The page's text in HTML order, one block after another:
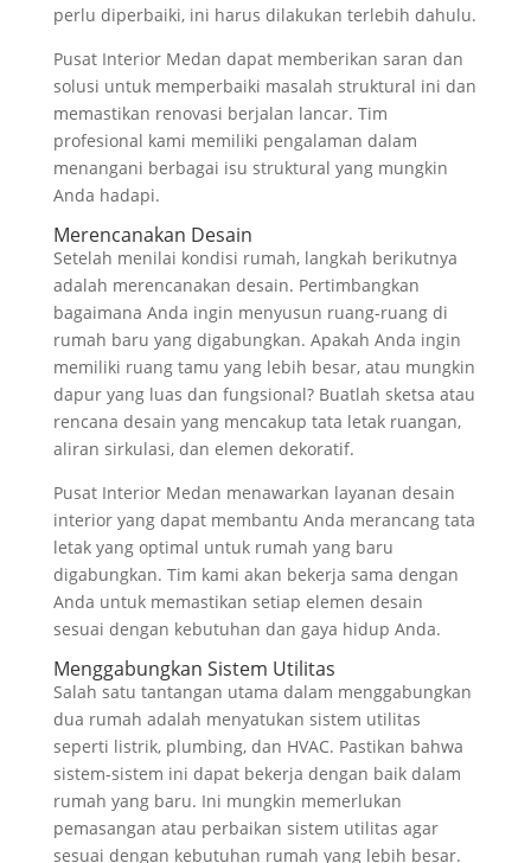
perlu diperbaiki, ini harus dilakukan terlebih dahulu.
Pusat Interior Medan dapat memberikan saran dan
solusi untuk memperbaiki masalah struktural ini dan
memastikan renovasi berjalan lancar. Tim
profesional kami memiliki pengalaman dalam
menangani berbagai isu struktural yang mungkin
Anda hadapi.
Merencanakan Desain
Setelah menilai kondisi rumah, langkah berikutnya
adalah merencanakan desain. Pertimbangkan
bagaimana Anda ingin menyusun ruang-ruang di
rumah baru yang digabungkan. Apakah Anda ingin
memiliki ruang tamu yang lebih besar, atau mungkin
dapur yang luas dan fungsional? Buatlah sketsa atau
rencana desain yang mencakup tata letak ruangan,
aliran sirkulasi, dan elemen dekoratif.
Pusat Interior Medan menawarkan layanan desain
interior yang dapat membantu Anda merancang tata
letak yang optimal untuk rumah yang baru
digabungkan. Tim kami akan bekerja sama dengan
Anda untuk memastikan setiap elemen desain
sesuai dengan kebutuhan dan gaya hidup Anda.
Menggabungkan Sistem Utilitas
Salah satu tantangan utama dalam menggabungkan
dua rumah adalah menyatukan sistem utilitas
seperti listrik, plumbing, dan HVAC. Pastikan bahwa
sistem-sistem ini dapat bekerja dengan baik dalam
rumah yang baru. Ini mungkin memerlukan
pemasangan atau perbaikan sistem utilitas agar
sesuai dengan kebutuhan rumah yang lebih besar.